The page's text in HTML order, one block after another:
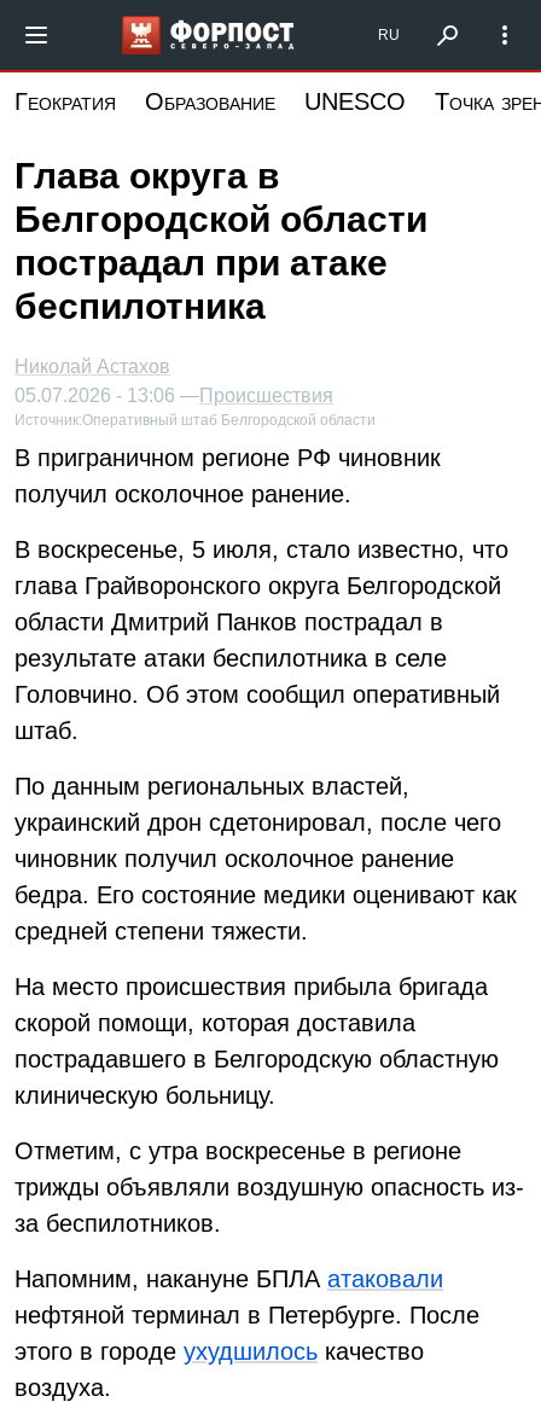
основному
Форпост Северо-Запад
RU
Геократия Образование UNESCO Точка
Глава округа в
Белгородской области
пострадал при атаке
беспилотника
Николай Астахов
05.07.2026 - 13:06 —Происшествия
Источник:Оперативный штаб Белгородской области
В приграничном регионе РФ чиновник
получил осколочное ранение.
В воскресенье, 5 июля, стало известно, что
глава Грайворонского округа Белгородской
области Дмитрий Панков пострадал в
результате атаки беспилотника в селе
Головчино. Об этом сообщил оперативный
штаб.
По данным региональных властей,
украинский дрон сдетонировал, после чего
чиновник получил осколочное ранение
бедра. Его состояние медики оценивают как
средней степени тяжести.
На место происшествия прибыла бригада
скорой помощи, которая доставила
пострадавшего в Белгородскую областную
клиническую больницу.
Отметим, с утра воскресенье в регионе
трижды объявляли воздушную опасность из-
за беспилотников.
Напомним, накануне БПЛА атаковали
нефтяной терминал в Петербурге. После
этого в городе ухудшилось качество
воздуха.